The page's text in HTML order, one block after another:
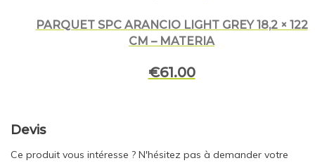
PARQUET SPC ARANCIO LIGHT GREY 18,2 × 122
CM – MATERIA
€61.00
Devis
Ce produit vous intéresse ? N'hésitez pas à demander votre